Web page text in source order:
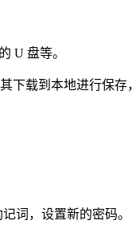
U 盘等。
下载到本地进行保
词，设置新的密码。